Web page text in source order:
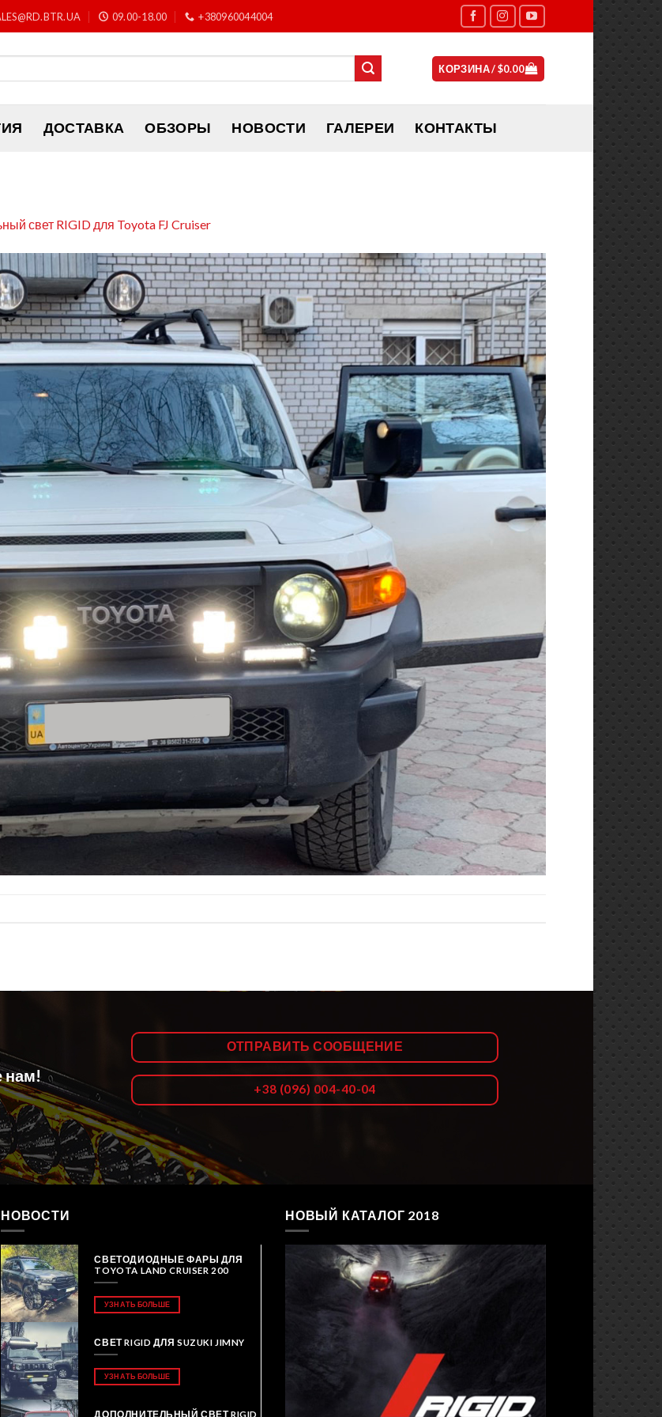
09.00-18.00 +380960044004
КОРЗИНА /$0.00
ДОСТАВКА ОБЗОРЫ НОВОСТИ ГАЛЕРЕИ КОНТАКТЫ
свет RIGID для Toyota FJ Cruiser
нам!
ОТПРАВИТЬ СООБЩЕНИЕ
+38 (096) 004-40-04
НОВОСТИ
СВЕТОДИОДНЫЕ ФАРЫ ДЛЯ
TOYOTA LAND CRUISER 200
УЗНАТЬ БОЛЬШЕ
СВЕТ RIGID ДЛЯ SUZUKI JIMNY
УЗНАТЬ БОЛЬШЕ
ДОПОЛНИТЕЛЬНЫЙ СВЕТ RIGID
НОВЫЙ КАТАЛОГ 2018